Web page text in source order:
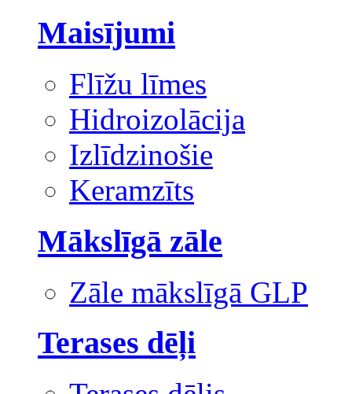
Maisījumi
Flīžu līmes
Hidroizolācija
Izlīdzinošie
Keramzīts
Mākslīgā zāle
Zāle mākslīgā GLP
Terases dēļi